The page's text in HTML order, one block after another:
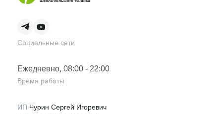
Социальные сети
Ежедневно, 08:00 - 22:00
Время работы
ИП Чурин Сергей Игоревич